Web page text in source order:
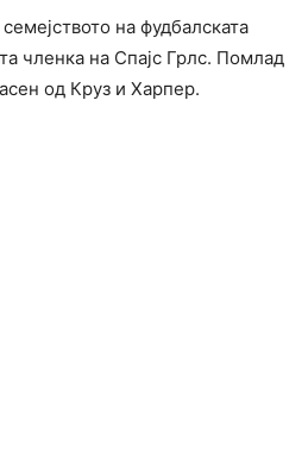
на фудбалската
членка на Спајс Грлс. Помлад
од Круз и Харпер.